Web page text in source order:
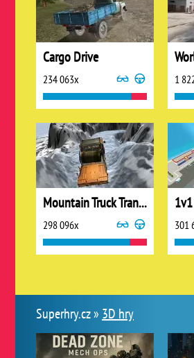
Cargo Drive
234 063x 1
Mountain Truck Transport
298 096x 301
Superhry.cz » 3D hry